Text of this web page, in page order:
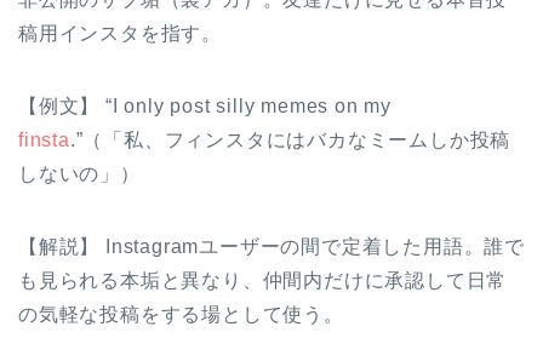
稿用インスタを指す。
【例文】 “I only post silly memes on my
finsta.”（「私、フィンスタにはバカなミームしか投稿
しないの」）
【解説】 Instagramユーザーの間で定着した用語。誰で
も見られる本垢と異なり、仲間内だけに承認して日常
の気軽な投稿をする場として使う。